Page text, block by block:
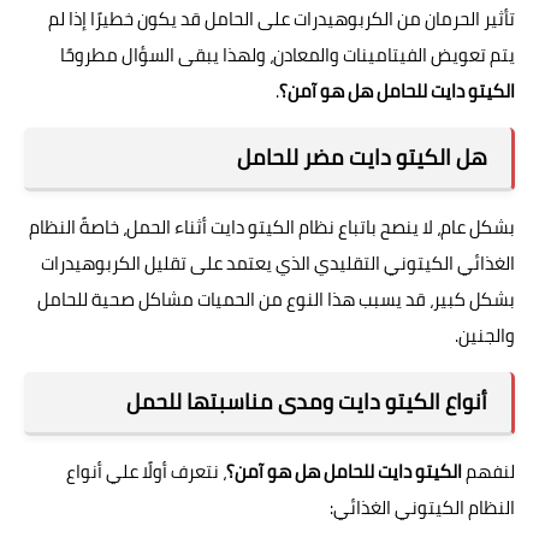
تأثير الحرمان من الكربوهيدرات على الحامل قد يكون خطيرًا إذا لم
يتم تعويض الفيتامينات والمعادن، ولهذا يبقى السؤال مطروحًا
الكيتو دايت للحامل هل هو آمن؟.
هل الكيتو دايت مضر للحامل
بشكل عام، لا ينصح باتباع نظام الكيتو دايت أثناء الحمل، خاصةً النظام
الغذائي الكيتوني التقليدي الذي يعتمد على تقليل الكربوهيدرات
بشكل كبير، قد يسبب هذا النوع من الحميات مشاكل صحية للحامل
والجنين.
أنواع الكيتو دايت ومدى مناسبتها للحمل
لنفهمالكيتو دايت للحامل هل هو آمن؟، نتعرف أولًا علي أنواع
النظام الكيتوني الغذائي: